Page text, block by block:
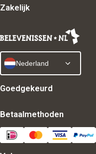
Zakelijk
Nederland
Goedgekeurd
Betaalmethoden